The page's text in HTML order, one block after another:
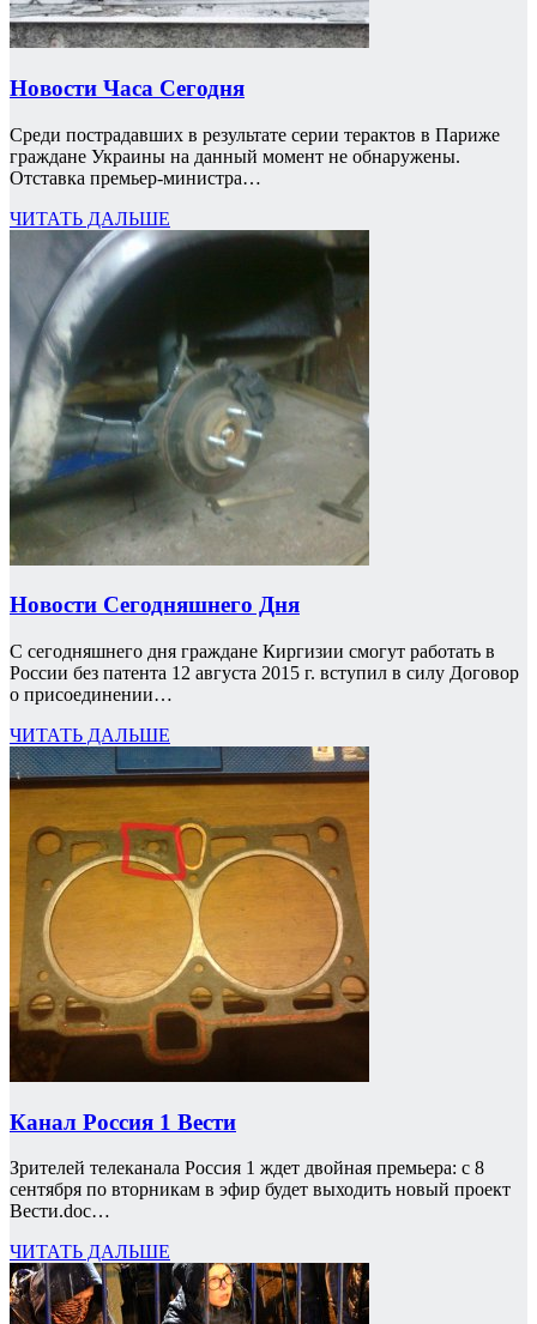
Новости Часа Сегодня
Среди пострадавших в результате серии терактов в Париже
граждане Украины на данный момент не обнаружены.
Отставка премьер-министра…
ЧИТАТЬ ДАЛЬШЕ
Новости Сегодняшнего Дня
С сегодняшнего дня граждане Киргизии смогут работать в
России без патента 12 августа 2015 г. вступил в силу Договор
о присоединении…
ЧИТАТЬ ДАЛЬШЕ
Канал Россия 1 Вести
Зрителей телеканала Россия 1 ждет двойная премьера: с 8
сентября по вторникам в эфир будет выходить новый проект
Вести.doc…
ЧИТАТЬ ДАЛЬШЕ